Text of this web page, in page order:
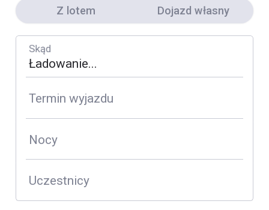
Z lotem Dojazd własny
Skąd
Termin wyjazdu
Nocy
Uczestnicy